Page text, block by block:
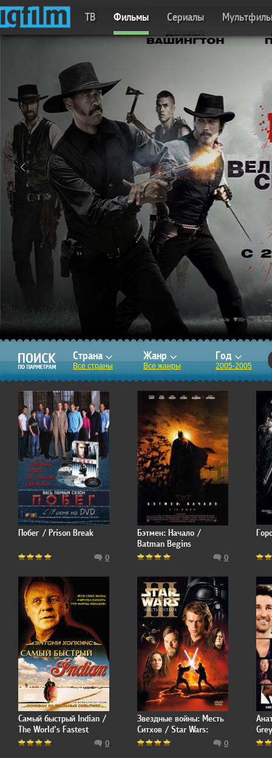
ТВ Фильмы Сериалы
Страна
Все страны
Жанр
Все жанры
Год
2005-2005
Побег / Prison Break
0
Бэтмен: Начало /
Batman Begins
0
Самый быстрый Indian /
The World's Fastest
Indian
0
Звездные войны: Месть
Ситхов / Star Wars:
Episode III - Revenge of 0